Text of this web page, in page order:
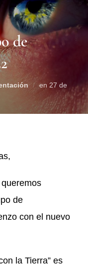
de
en 27 de
de
con el nuevo
la Tierra” es